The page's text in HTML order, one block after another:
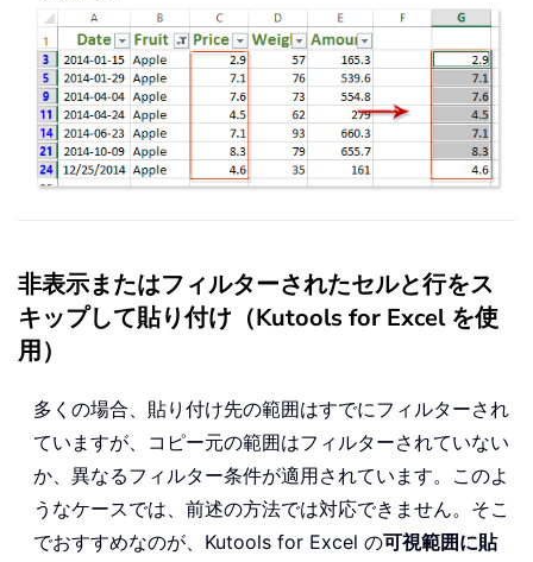
非表示またはフィルターされたセルと行をス
キップして貼り付け（Kutools for Excel を使
用）
多くの場合、貼り付け先の範囲はすでにフィルターされ
ていますが、コピー元の範囲はフィルターされていない
か、異なるフィルター条件が適用されています。このよ
うなケースでは、前述の方法では対応できません。そこ
でおすすめなのが、Kutools for Excel の可視範囲に貼